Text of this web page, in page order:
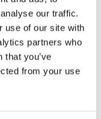
our traffic.
use of our site with
partners who
that you’ve
from your use
kado kunt
bij jou in